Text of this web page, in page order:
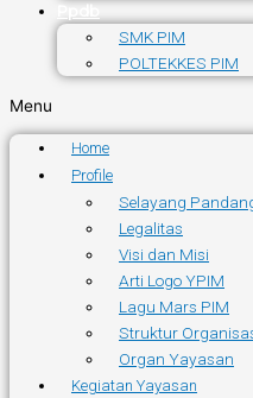
Ppdb
SMK PIM
POLTEKKES PIM
Menu
Home
Profile
Selayang
Legalitas
Visi dan Misi
Arti Logo YPIM
Lagu Mars PIM
Struktur
Organ Yayasan
Kegiatan Yayasan